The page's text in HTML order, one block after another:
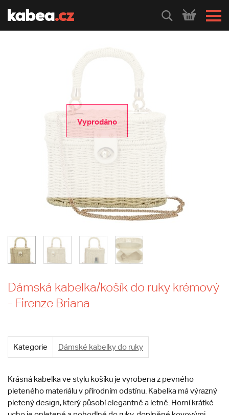
HLEDEJ
Vyprodáno
Dámská kabelka/košík do ruky krémový
- Firenze Briana
Kategorie Dámské kabelky do ruky
Krásná kabelka ve stylu košíku je vyrobena z pevného
pleteného materiálu v přírodním odstínu. Kabelka má výrazný
pletený design, který působí elegantně a letně. Horní krátké